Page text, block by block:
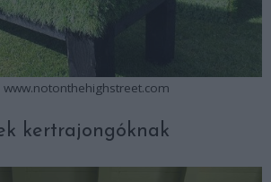
www.notonthehighstreet.com
kertrajongóknak